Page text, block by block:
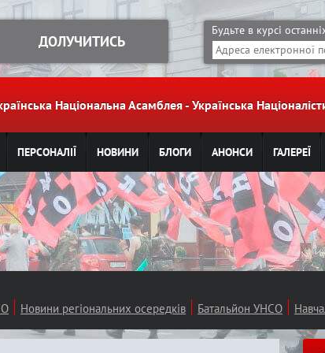
Національна Асамблея - Українська
ДОЛУЧИТИСЬ
Будьте в курсі
ПЕРСОНАЛІЇ НОВИНИ БЛОГИ АНОНСИ ГАЛЕРЕЇ
Новини регіональних осередків Батальйон УНСО